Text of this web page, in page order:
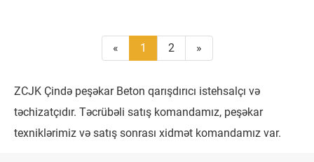
« 1 2 »
ZCJK Çində peşəkar Beton qarışdırıcı istehsalçı və
təchizatçıdır. Təcrübəli satış komandamız, peşəkar
texniklərimiz və satış sonrası xidmət komandamız var.